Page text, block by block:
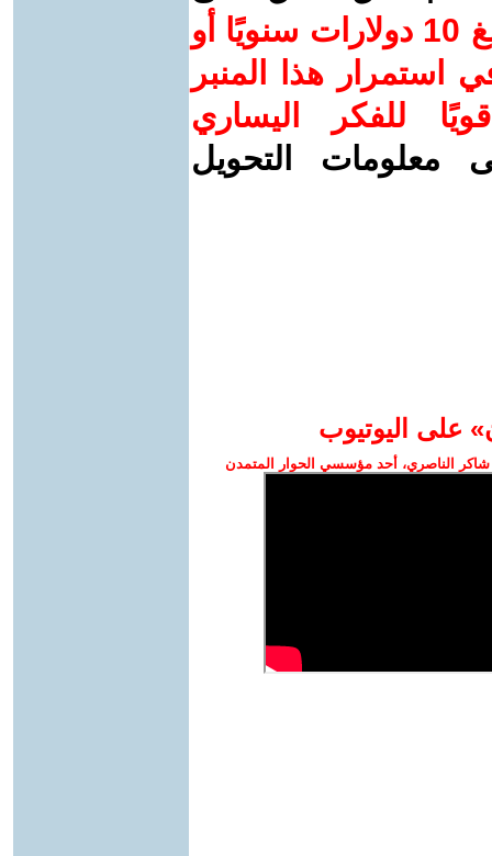
ساهم/ي معنا! بدعمكم بمبلغ 10 دولارات سنويًا أو
استمرار هذا المنبر
للفكر اليساري
معلومات التحويل
على اليوتيوب
الناصري، أحد مؤسسي الحوار المتمدن